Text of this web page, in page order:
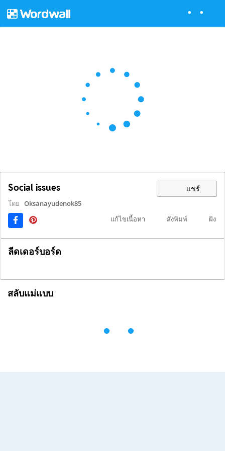
Social issues แชร์
โดย Oksanayudenok85
แก้ไขเนื้อหา
สั่งพิมพ์ ฝัง
ลีดเดอร์บอร์ด
สลับแม่แบบ